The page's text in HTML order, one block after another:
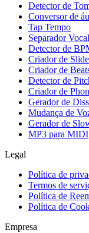
Detector de
Conversor de
Tap Tempo
Separador Vocal
Detector de
Criador de
Criador de
Detector de
Criador de
Gerador de
Mudança de
Gerador de
MP3 para MIDI
Legal
Política de
Termos de
Política de
Política de
Empresa